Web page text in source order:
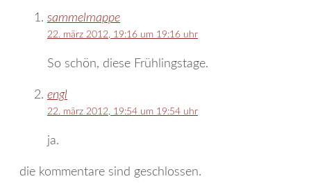
sammelmappe
22. märz 2012, 19:16 um 19:16 uhr
So schön, diese Frühlingstage.
engl
22. märz 2012, 19:54 um 19:54 uhr
ja.
die kommentare sind geschlossen.